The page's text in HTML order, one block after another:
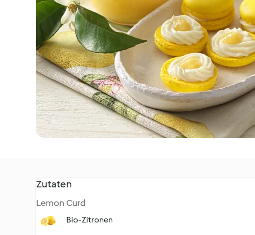
Zutaten
Lemon Curd
Bio-Zitronen